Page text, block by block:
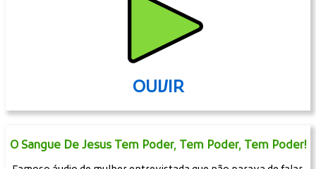
OUVIR
O Sangue De Jesus Tem Poder, Tem Poder, Tem Poder!